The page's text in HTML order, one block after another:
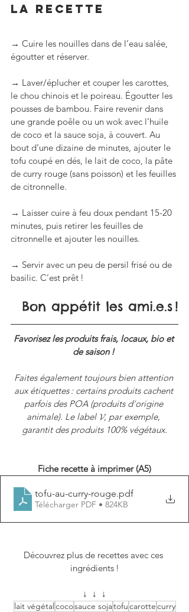
LA RECETTE
→ Cuire les nouilles dans de l’eau salée,
égoutter et réserver.
→ Laver/éplucher et couper les carottes,
le chou chinois et le poireau. Égoutter les
pousses de bambou. Faire revenir dans
une grande poêle ou un wok avec l’huile
de coco et la sauce soja, à couvert. Au
bout d’une dizaine de minutes, ajouter le
tofu coupé en dés, le lait de coco, la pâte
de curry rouge (sans poisson) et les feuilles
de citronnelle.
→ Laisser cuire à feu doux pendant 15-20
minutes, puis retirer les feuilles de
citronnelle et ajouter les nouilles.
→ Servir avec un peu de persil frisé ou de
basilic. C’est prêt !
Bon appétit les ami.e.s !
Favorisez les produits frais, locaux, bio et
de saison !
Faites également toujours bien attention
aux étiquettes : certains produits cachent
parfois des POA (produits d’origine
animale). Le label 𝓥, par exemple,
garantit des produits 100% végétaux.
Fiche recette à imprimer (A5)
tofu-au-curry-rouge.pdf
Télécharger PDF • 824KB
Découvrez plus de recettes avec ces
ingrédients !
↓  ↓  ↓
lait végétalcocosauce sojatofucarottecurry